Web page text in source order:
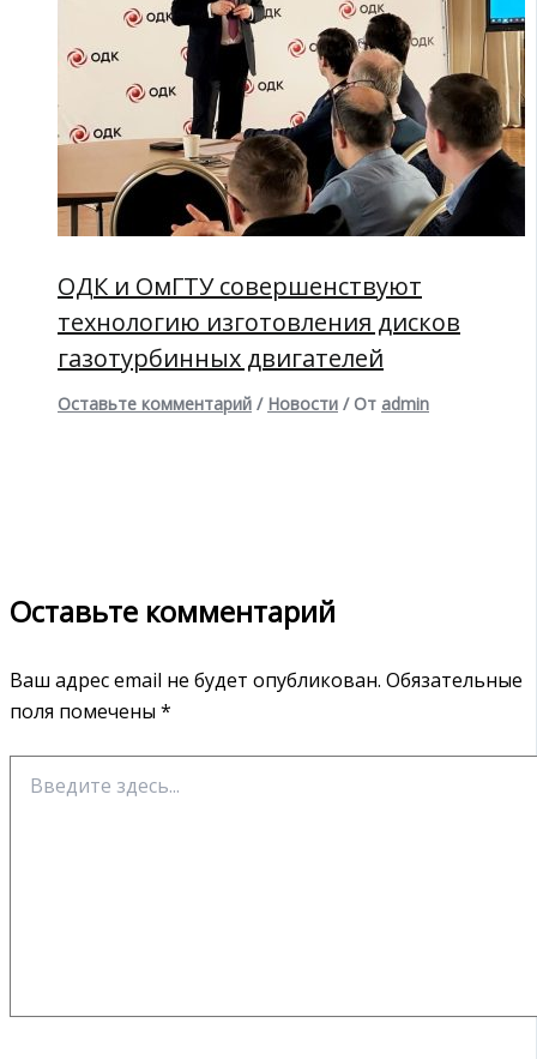
ОДК и ОмГТУ совершенствуют
технологию изготовления дисков
газотурбинных двигателей
Оставьте комментарий / Новости / От admin
Оставьте комментарий
Ваш адрес email не будет опубликован. Обязательные
поля помечены *
здесь...